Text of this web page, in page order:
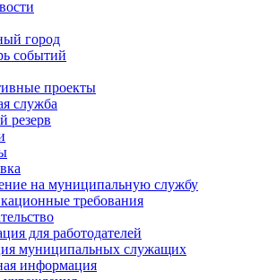
город
событий
проекты
служба
резерв
на муниципальную службу
требования
для работодателей
муниципальных служащих
информация